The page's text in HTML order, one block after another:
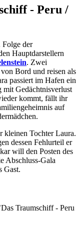
- Peru /
Folge der
Hauptdarstellern
. Zwei
Bord und reisen als
passiert im Hafen ein
mit Gedächtnisverlust
kommt, fällt ihr
auf
kleinen Tochter Laura.
dessen Fehlurteil er
will den Posten des
Abschluss-Gala
Gast.
Traumschiff - Peru